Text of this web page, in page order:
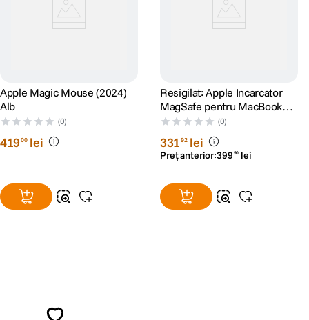
Apple Magic Mouse (2024)
Alb
(0)
41900 lei
Resigilat: Apple Incarcator
MagSafe pentru MacBook
Pro 15" si 17" 85W Alb -
RS125074040-1
(0)
33192 lei
Preț anterior:399 90 lei